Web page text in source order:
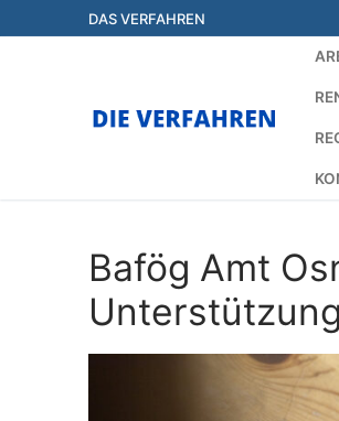
Inhalt
DAS VERFAHREN
Bafög Amt
Unterstützung